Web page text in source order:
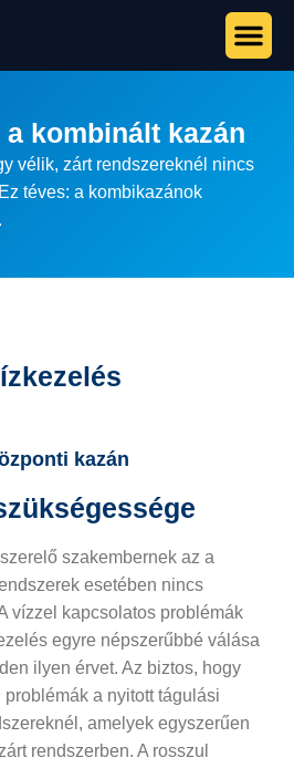
kombinált kazán
vélik, zárt rendszereknél nincs
téves: a kombikazánok
kazán
szakembernek az a
esetében nincs
vízzel kapcsolatos problémák
egyre népszerűbbé válása
ilyen érvet. Az biztos, hogy
a nyitott tágulási
amelyek egyszerűen
rendszerben. A rosszul